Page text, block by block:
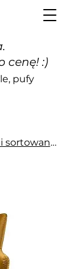
cenę! :)
pufy
sortowanie